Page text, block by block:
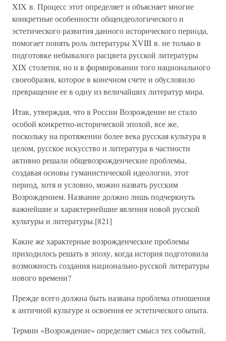
XIX в. Процесс этот определяет и объясняет многие
конкретные особенности общеидеологического и
эстетического развития данного исторического периода,
помогает понять роль литературы XVIII в. не только в
подготовке небывалого расцвета русской литературы
XIX столетия, но и в формировании того национального
своеобразия, которое в конечном счете и обусловило
превращение ее в одну из величайших литератур мира.
Итак, утверждая, что в России Возрождение не стало
особой конкретно-исторической эпохой, все же,
поскольку на протяжении более века русская культура в
целом, русское искусство и литература в частности
активно решали общевозрожденческие проблемы,
создавая основы гуманистической идеологии, этот
период, хотя и условно, можно назвать русским
Возрождением. Название должно лишь подчеркнуть
важнейшие и характернейшие явления новой русской
культуры и литературы.[821]
Какие же характерные возрожденческие проблемы
приходилось решать в эпоху, когда история подготовила
возможность создания национально-русской литературы
нового времени?
Прежде всего должна быть названа проблема отношения
к античной культуре и освоения ее эстетического опыта.
Термин «Возрождение» определяет смысл тех событий,